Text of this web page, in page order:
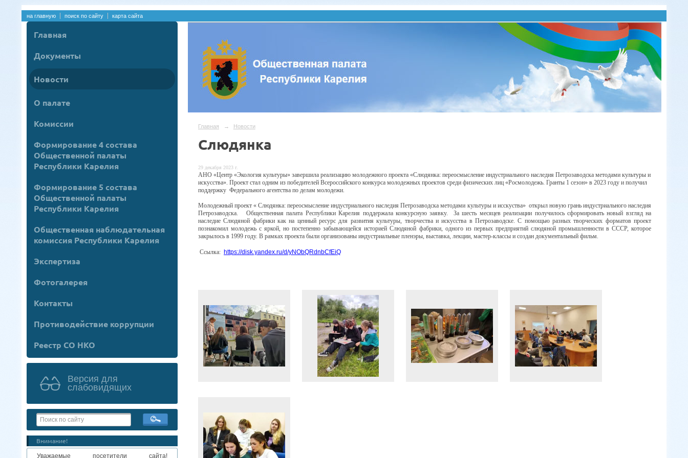
на главную поиск по сайту карта сайта
Главная
Документы
Новости
О палате
Комиссии
Формирование 4 состава
Общественной палаты
Республики Карелия
Формирование 5 состава
Общественной палаты
Республики Карелия
Общественная наблюдательная
комиссия Республики Карелия
Экспертиза
Фотогалерея
Контакты
Противодействие коррупции
Реестр СО НКО
Версия для
слабовидящих
Внимание!
Уважаемые посетители сайта!
Главная → Новости
Слюдянка
29 декабря 2023 г.
АНО «Центр «Экология культуры» завершила реализацию молодежного проекта «Слюдянка: переосмысление индустриального наследия Петрозаводска методами культуры и
искусства». Проект стал одним из победителей Всероссийского конкурса молодежных проектов среди физических лиц «Росмолодежь. Гранты 1 сезон» в 2023 году и получил
поддержку Федерального агентства по делам молодежи.
Молодежный проект« Слюдянка: переосмысление индустриального наследия Петрозаводска методами культуры и исскуства» открыл новую грань индустриального наследия
Петрозаводска. Общественная палата Республики Карелия поддержала конкурсную заявку. За шесть месяцев реализации получилось сформировать новый взгляд на
наследие Слюдяной фабрики как на ценный ресурс для развития культуры, творчества и искусства в Петрозаводске.С помощью разных творческих форматов проект
познакомил молодежь с яркой, но постепенно забывающейся историей Слюдяной фабрики, одного из первых предприятий слюдяной промышленности в СССР, которое
закрылось в 1999 году. В рамках проекта были организованы индустриальные пленэры, выставка, лекции, мастер-классы и создан документальный фильм.
Ссылка: https://disk.yandex.ru/d/yNObQRdnbCfEiQ